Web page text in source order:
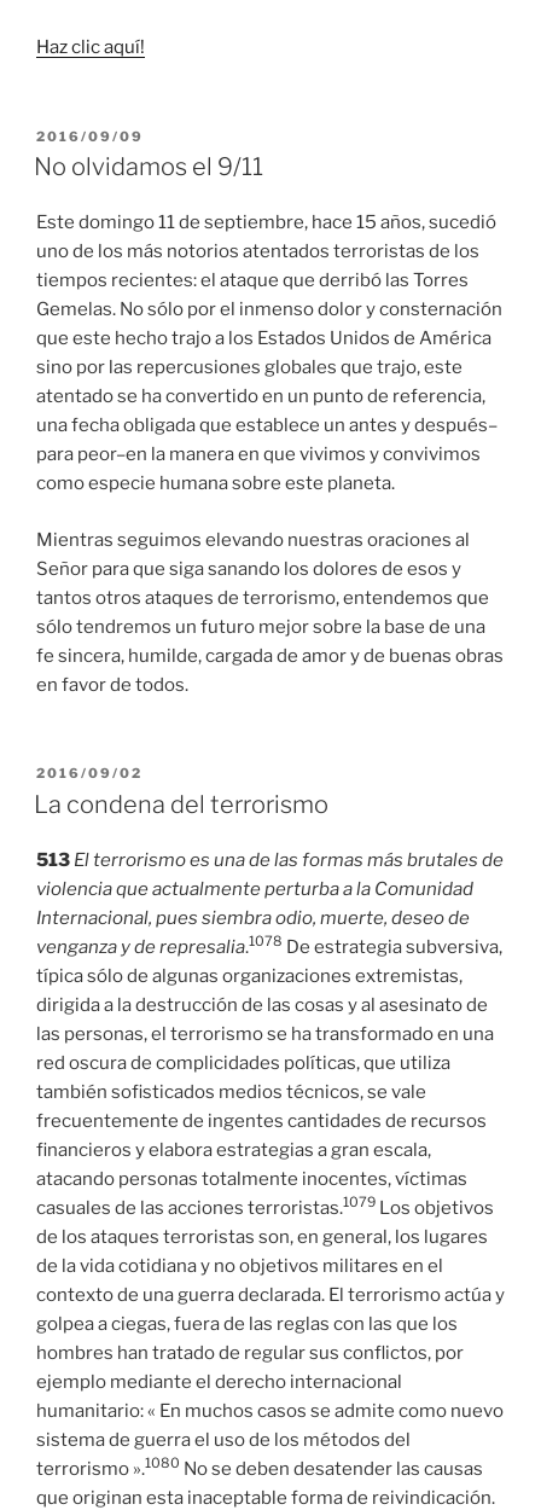
Haz clic aquí!
PUBLICADO
EL
2016/09/09
No olvidamos el 9/11
Este domingo 11 de septiembre, hace 15 años, sucedió
uno de los más notorios atentados terroristas de los
tiempos recientes: el ataque que derribó las Torres
Gemelas. No sólo por el inmenso dolor y consternación
que este hecho trajo a los Estados Unidos de América
sino por las repercusiones globales que trajo, este
atentado se ha convertido en un punto de referencia,
una fecha obligada que establece un antes y después–
para peor–en la manera en que vivimos y convivimos
como especie humana sobre este planeta.
Mientras seguimos elevando nuestras oraciones al
Señor para que siga sanando los dolores de esos y
tantos otros ataques de terrorismo, entendemos que
sólo tendremos un futuro mejor sobre la base de una
fe sincera, humilde, cargada de amor y de buenas obras
en favor de todos.
PUBLICADO
EL
2016/09/02
La condena del terrorismo
513 El terrorismo es una de las formas más brutales de
violencia que actualmente perturba a la Comunidad
Internacional, pues siembra odio, muerte, deseo de
venganza y de represalia.1078 De estrategia subversiva,
típica sólo de algunas organizaciones extremistas,
dirigida a la destrucción de las cosas y al asesinato de
las personas, el terrorismo se ha transformado en una
red oscura de complicidades políticas, que utiliza
también sofisticados medios técnicos, se vale
frecuentemente de ingentes cantidades de recursos
financieros y elabora estrategias a gran escala,
atacando personas totalmente inocentes, víctimas
casuales de las acciones terroristas.1079 Los objetivos
de los ataques terroristas son, en general, los lugares
de la vida cotidiana y no objetivos militares en el
contexto de una guerra declarada. El terrorismo actúa y
golpea a ciegas, fuera de las reglas con las que los
hombres han tratado de regular sus conflictos, por
ejemplo mediante el derecho internacional
humanitario: « En muchos casos se admite como nuevo
sistema de guerra el uso de los métodos del
terrorismo ».1080 No se deben desatender las causas
que originan esta inaceptable forma de reivindicación.